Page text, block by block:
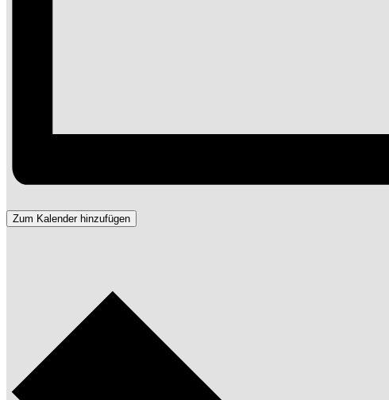
Zum Kalender hinzufügen